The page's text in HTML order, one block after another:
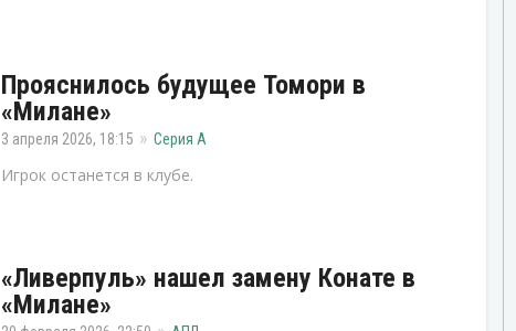
Прояснилось будущее Томори в
«Милане»
3 апреля 2026, 18:15 Серия А
Игрок останется в клубе.
«Ливерпуль» нашел замену Конате в
«Милане»